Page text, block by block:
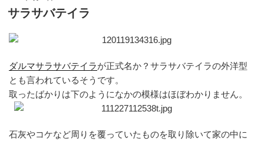
稿
日:
サラサバテイラ
ダルマサラサバテイラが正式名か？サラサバテイラの外洋型
とも言われているそうです。
取ったばかりは下のようになかの模様はほぼわかりません。
石灰やコケなど周りを覆っていたものを取り除いて家の中に